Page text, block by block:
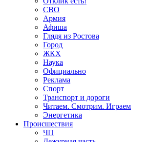
СВО
Армия
Афиша
Глядя из Ростова
Город
ЖКХ
Наука
Официально
Реклама
Спорт
Транспорт и дороги
Читаем. Смотрим. Играем
Энергетика
Происшествия
ЧП